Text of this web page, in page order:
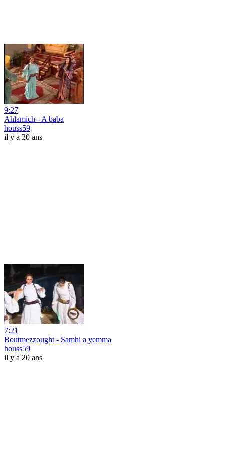
9:27
Ahlamich - A baba
houss59
il y a 20 ans
7:21
Boutmezzought - Samhi a yemma
houss59
il y a 20 ans